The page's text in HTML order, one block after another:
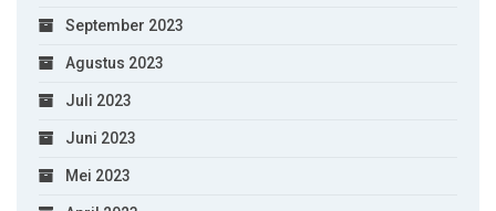
September 2023
Agustus 2023
Juli 2023
Juni 2023
Mei 2023